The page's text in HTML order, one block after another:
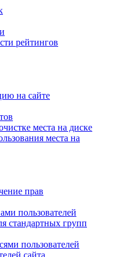
рейтингов
на сайте
места на диске
места на
прав
пользователей
стандартных групп
пользователей
сайта